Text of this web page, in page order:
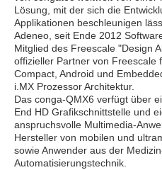
Lösung, mit der sich die
Applikationen beschleunigen
Adeneo, seit Ende 2012
Mitglied des Freescale "Design
offizieller Partner von Freescale
Compact, Android und
i.MX Prozessor Architektur.
Das conga-QMX6 verfügt über
End HD Grafikschnittstelle und
anspruchsvolle Multimedia-
Hersteller von mobilen und
sowie Anwender aus der
Automatisierungstechnik.